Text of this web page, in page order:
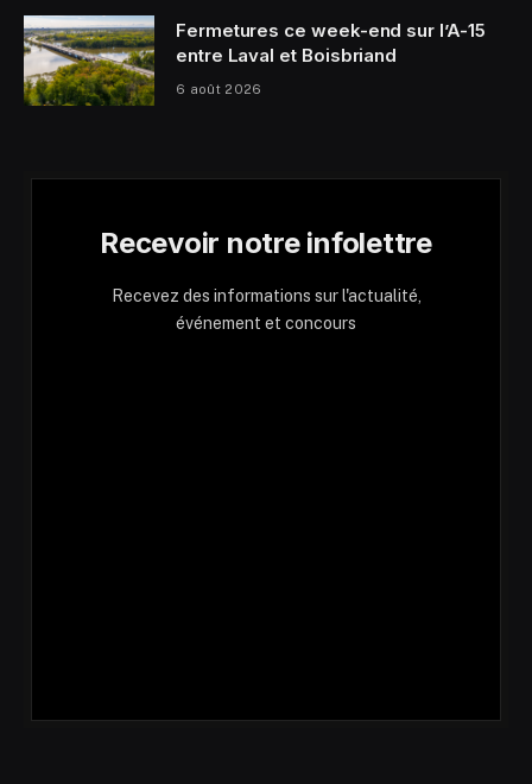
Fermetures ce week-end sur l’A-15
entre Laval et Boisbriand
6 août 2026
Recevoir notre infolettre
Recevez des informations sur l'actualité,
événement et concours